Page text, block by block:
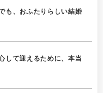
も、おふたりらしい結婚
して迎えるために、本当